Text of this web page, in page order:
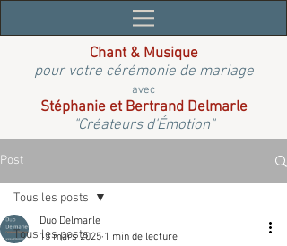
Chant & Musique
pour votre cérémonie de mariage
avec
Stéphanie et Bertrand Delmarle
"Créateurs d'Émotion"
Post
Tous les posts
Tous les posts
Duo Delmarle
13 mars 2025 1 min de lecture